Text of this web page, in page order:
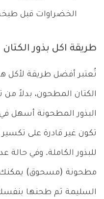
الخضراوات قبل
طريقة اكل بذور الكتان
تُعتبر أفضل طريقة لأكل
الكتان المطحون، بدلاً من
البذور المطحونة أسهل
تكون غير قادرة على
للبذور الكاملة. وفي حالة
مطحونة (مسحوق) يمكنك
السليمة ثم طحنها